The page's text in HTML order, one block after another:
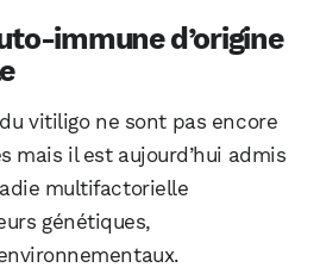
immune d’origine
vitiligo ne sont pas encore
mais il est aujourd’hui admis
multifactorielle
génétiques,